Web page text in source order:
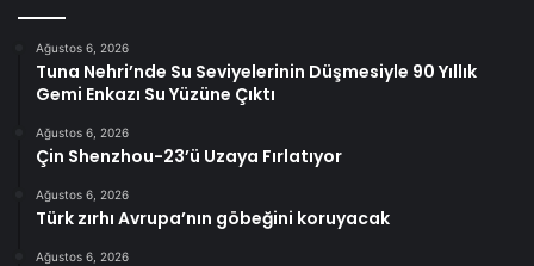
Ağustos 6, 2026
Tuna Nehri’nde Su Seviyelerinin Düşmesiyle 90 Yıllık
Gemi Enkazı Su Yüzüne Çıktı
Ağustos 6, 2026
Çin Shenzhou-23’ü Uzaya Fırlatıyor
Ağustos 6, 2026
Türk zırhı Avrupa’nın göbeğini koruyacak
Ağustos 6, 2026